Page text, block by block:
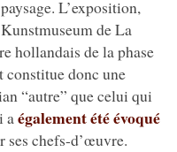
L’exposition,
de La
hollandais de la phase
constitue donc une
“autre” que celui qui
a également été évoqué
ses chefs-d’œuvre.